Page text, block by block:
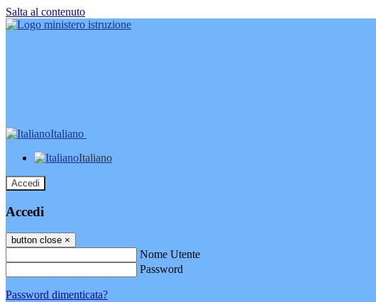
Salta al contenuto
Italiano
Italiano
Accedi
Accedi
button close ×
Nome Utente
Password
Password dimenticata?